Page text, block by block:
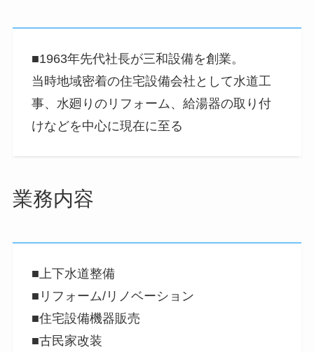
■1963年先代社長が三和設備を創業。
当時地域密着の住宅設備会社として水道工
事、水廻りのリフォーム、給湯器の取り付
けなどを中心に現在に至る
業務内容
■上下水道整備
■リフォーム/リノベーション
■住宅設備機器販売
■古民家改装